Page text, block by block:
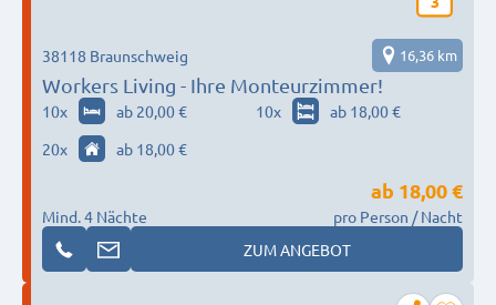
Workers Living - Ihre Monteurzimmer!
38118 Braunschweig 16,36 km
10x ab 20,00 € 10x
ab 18,00 €
20x ab 18,00 €
Mind. 4 Nächte
ab 18,00 €
pro Person / Nacht
ZUM ANGEBOT